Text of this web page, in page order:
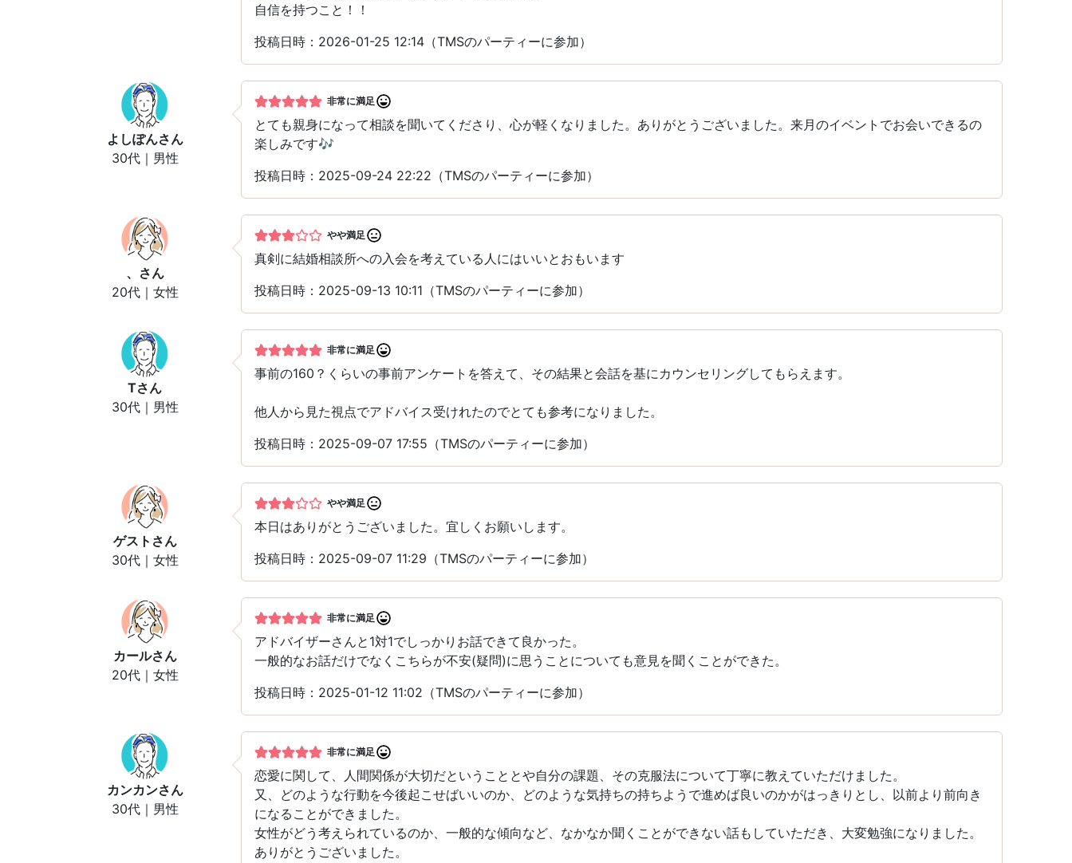
自信を持つこと！！
投稿日時：2026-01-25 12:14（TMSのパーティーに参加）
よしぽんさん
30代｜男性
非常に満足
とても親身になって相談を聞いてくださり、心が軽くなりました。ありがとうございました。来月のイベントでお会いできるの
楽しみです🎶
投稿日時：2025-09-24 22:22（TMSのパーティーに参加）
、
さん
20代｜女性
やや満足
真剣に結婚相談所への入会を考えている人にはいいとおもいます
投稿日時：2025-09-13 10:11（TMSのパーティーに参加）
Tさん
30代｜男性
非常に満足
事前の160？くらいの事前アンケートを答えて、その結果と会話を基にカウンセリングしてもらえます。
他人から見た視点でアドバイス受けれたのでとても参考になりました。
投稿日時：2025-09-07 17:55（TMSのパーティーに参加）
ゲスト さん
30代｜女性
やや満足
本日はありがとうございました。宜しくお願いします。
投稿日時：2025-09-07 11:29（TMSのパーティーに参加）
カールさん
20代｜女性
非常に満足
アドバイザーさんと1対1でしっかりお話できて良かった。
一般的なお話だけでなくこちらが不安(疑問)に思うことについても意見を聞くことができた。
投稿日時：2025-01-12 11:02（TMSのパーティーに参加）
カンカンさん
30代｜男性
非常に満足
恋愛に関して、人間関係が大切だということとや自分の課題、その克服法について丁寧に教えていただけました。
又、どのような行動を今後起こせばいいのか、どのような気持ちの持ちようで進めば良いのかがはっきりとし、以前より前向き
になることができました。
女性がどう考えられているのか、一般的な傾向など、なかなか聞くことができない話もしていただき、大変勉強になりました。
ありがとうございました。